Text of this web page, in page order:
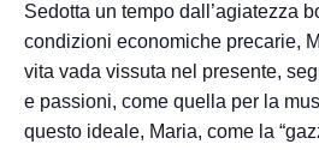
Sedotta un tempo dall’agiatezza
condizioni economiche precarie,
vita vada vissuta nel presente,
e passioni, come quella per la
questo ideale, Maria, come la